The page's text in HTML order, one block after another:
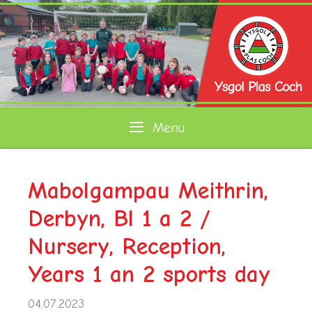
Skip
to
content
Menu
Mabolgampau Meithrin,
Derbyn, Bl 1 a 2 /
Nursery, Reception,
Years 1 an 2 sports day
04.07.2023